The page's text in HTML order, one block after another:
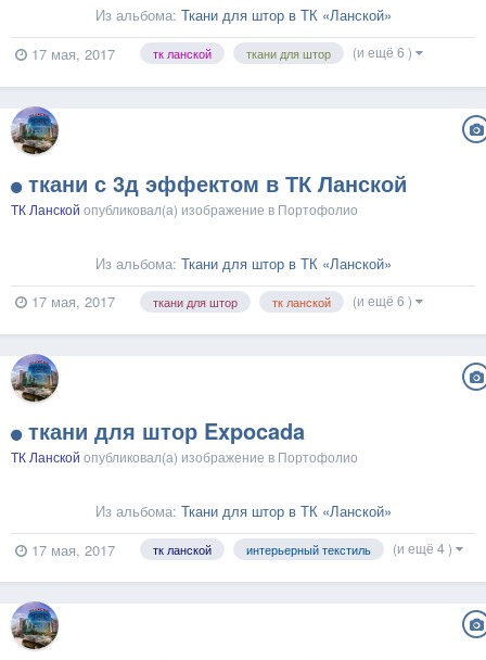
Из альбома: Ткани для штор в ТК «Ланской»
17 мая, 2017
тк ланской ткани для штор (и ещё 6 )
ткани с 3д эффектом в ТК Ланской
ТК Ланской опубликовал(а) изображение в Портофолио
Из альбома: Ткани для штор в ТК «Ланской»
17 мая, 2017
ткани для штор тк ланской (и ещё 6 )
ткани для штор Expocada
ТК Ланской опубликовал(а) изображение в Портофолио
Из альбома: Ткани для штор в ТК «Ланской»
17 мая, 2017
тк ланской интерьерный текстиль (и ещё 4 )